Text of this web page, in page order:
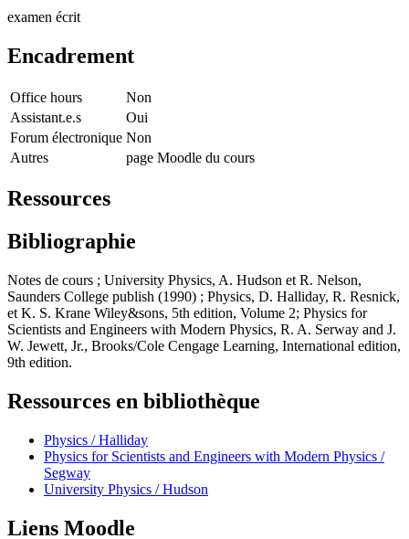
examen écrit
Encadrement
Office hours
Non
Assistant.e.s
Oui
Forum électronique Non
Autres
page Moodle du cours
Ressources
Bibliographie
Notes de cours ; University Physics, A. Hudson et R. Nelson,
Saunders College publish (1990) ; Physics, D. Halliday, R. Resnick,
et K. S. Krane Wiley&sons, 5th edition, Volume 2; Physics for
Scientists and Engineers with Modern Physics, R. A. Serway and J.
W. Jewett, Jr., Brooks/Cole Cengage Learning, International edition,
9th edition.
Ressources en bibliothèque
Physics / Halliday
Physics for Scientists and Engineers with Modern Physics /
Segway
University Physics / Hudson
Liens Moodle